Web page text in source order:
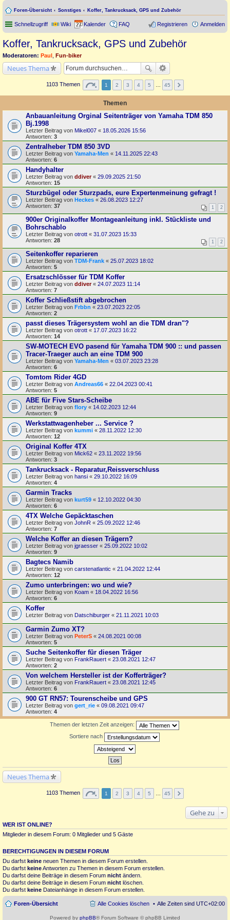
Foren-Übersicht Sonstiges Koffer, Tankrucksack, GPS und Zubehör
Schnellzugriff Wiki Kalender FAQ Anmelden
Registrieren
Koffer, Tankrucksack, GPS und Zubehör
Moderatoren: Paul Fun-biker
Neues Thema
1103 Themen 1 2 3 4 5 45
Themen
Anbauanleitung Orginal Seitenträger von Yamaha TDM 850
Bj.1998
Letzter Beitrag von Mikel007 « 18.05.2026 15:56
Antworten: 3
Zentralheber TDM 850 3VD
Letzter Beitrag von Yamaha-Men « 14.11.2025 22:43
Antworten: 6
Handyhalter
Letzter Beitrag von ddiver« 29.09.2025 21:50
Antworten: 15
Sturzbügel oder Sturzpads, eure Expertenmeinung gefragt !
Letzter Beitrag von Heckes « 26.08.2023 12:27
Antworten: 37 1 2
900er Originalkoffer Montageanleitung inkl. Stückliste und
Bohrschablo
Letzter Beitrag von otrott « 31.07.2023 15:33
Antworten: 28 1 2
Seitenkoffer reparieren
Letzter Beitrag von TDM-Frank « 25.07.2023 18:02
Antworten: 5
Ersatzschlösser für TDM Koffer
Letzter Beitrag von ddiver« 24.07.2023 11:14
Antworten: 7
Koffer Schließstift abgebrochen
Letzter Beitrag von Frbbn « 23.07.2023 22:05
Antworten: 2
passt dieses Trägersystem wohl an die TDM dran"?
Letzter Beitrag von otrott « 17.07.2023 16:22
Antworten: 14
SW-MOTECH EVO pasend für Yamaha TDM 900 :: und passen
Tracer-Traeger auch an eine TDM 900
Letzter Beitrag von Yamaha-Men « 03.07.2023 23:28
Antworten: 6
Tomtom Rider 4GD
Letzter Beitrag von Andreas66 « 22.04.2023 00:41
Antworten: 5
ABE für Five Stars-Scheibe
Letzter Beitrag von flory « 14.02.2023 12:44
Antworten: 9
Werkstattwagenheber ... Service ?
Letzter Beitrag von kummi « 28.11.2022 12:30
Antworten: 12
Original Koffer 4TX
Letzter Beitrag von Mick62 « 23.11.2022 19:56
Antworten: 3
Tankrucksack - Reparatur,Reissverschluss
Letzter Beitrag von hansi « 29.10.2022 16:09
Antworten: 4
Garmin Tracks
Letzter Beitrag von kurt59 « 12.10.2022 04:30
Antworten: 6
4TX Welche Gepäcktaschen
Letzter Beitrag von JohnR « 25.09.2022 12:46
Antworten: 7
Welche Koffer an diesen Trägern?
Letzter Beitrag von jgraesser « 25.09.2022 10:02
Antworten: 9
Bagtecs Namib
Letzter Beitrag von carstenatlantic « 21.04.2022 12:44
Antworten: 12
Zumo unterbringen: wo und wie?
Letzter Beitrag von Koam « 18.04.2022 16:56
Antworten: 6
Koffer
Letzter Beitrag von Datschiburger « 21.11.2021 10:03
Garmin Zumo XT?
Letzter Beitrag von PeterS « 24.08.2021 00:08
Antworten: 5
Suche Seitenkoffer für diesen Träger
Letzter Beitrag von FrankRauert « 23.08.2021 12:47
Antworten: 2
Von welchem Hersteller ist der Kofferträger?
Letzter Beitrag von FrankRauert « 23.08.2021 12:45
Antworten: 6
900 GT RN57: Tourenscheibe und GPS
Letzter Beitrag von gert_rie « 09.08.2021 09:47
Antworten: 4
Themen der letzten Zeit anzeigen:
Sortiere nach
Neues Thema
1103 Themen 1 2 3 4 5 45
Gehe zu
WER IST ONLINE?
Mitglieder in diesem Forum: 0 Mitglieder und 5 Gäste
BERECHTIGUNGEN IN DIESEM FORUM
Du darfst keine neuen Themen in diesem Forum erstellen.
Du darfst keineAntworten zu Themen in diesem Forum erstellen.
Du darfst deine Beiträge in diesem Forum nicht ändern.
Du darfst deine Beiträge in diesem Forum nicht löschen.
Du darfst keine Dateianhänge in diesem Forum erstellen.
Foren-Übersicht Alle Zeiten sind UTC+02:00
Alle Cookies löschen
Powered by phpBB® Forum Software © phpBB Limited